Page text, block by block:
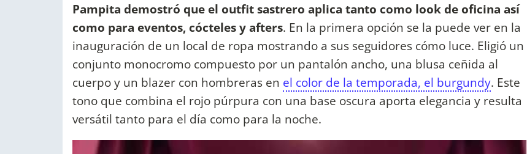
Pampita demostró que el outfit sastrero aplica tanto como look de oficina así
como para eventos, cócteles y afters. En la primera opción se la puede ver en la
inauguración de un local de ropa mostrando a sus seguidores cómo luce. Eligió un
conjunto monocromo compuesto por un pantalón ancho, una blusa ceñida al
cuerpo y un blazer con hombreras en el color de la temporada, el burgundy. Este
tono que combina el rojo púrpura con una base oscura aporta elegancia y resulta
versátil tanto para el día como para la noche.